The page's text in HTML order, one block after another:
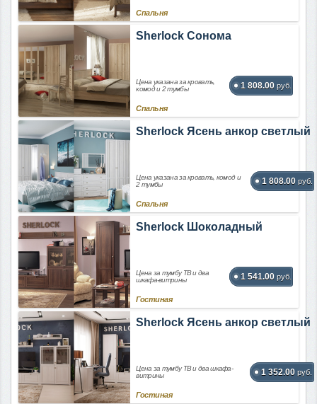
Спальня
Sherlock Сонома
Цена указана за кровать,
комод и 2 тумбы
1 808.00 руб.
Спальня
Sherlock Ясень анкор светлый
Цена указана за кровать, комод и
2 тумбы
1 808.00 руб.
Спальня
Sherlock Шоколадный
Цена за тумбу ТВ и два
шкафа-витрины
1 541.00 руб.
Гостиная
Sherlock Ясень анкор светлый
Цена за тумбу ТВ и два шкафа-
витрины
1 352.00 руб.
Гостиная